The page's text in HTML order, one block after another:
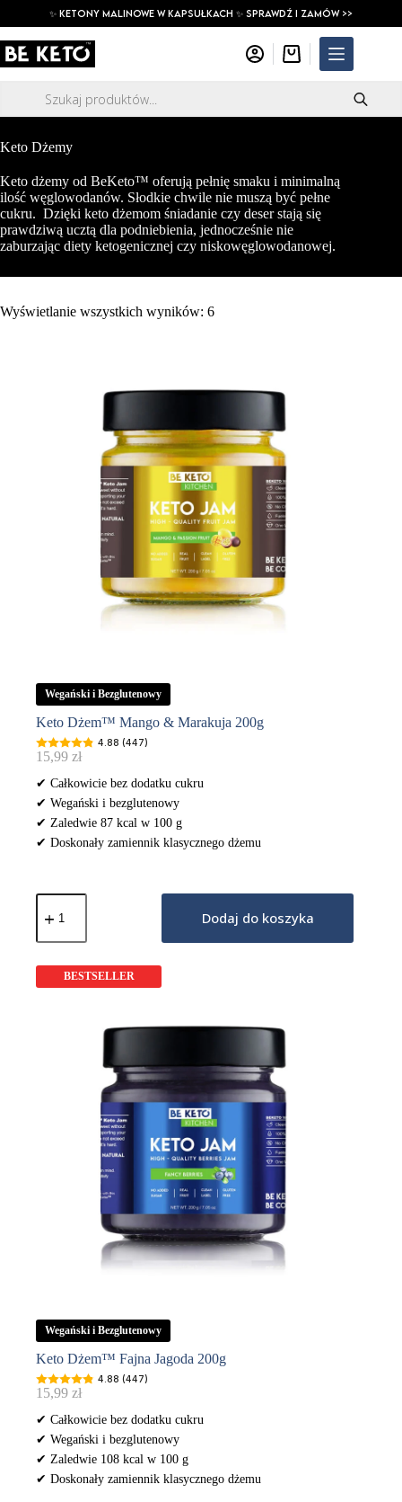
treści
✨ ketony malinowe w kapsułkach ✨ SPRAWDŹ I ZAMÓW >>
Koszyk
produktów
Keto Dżemy
Keto dżemy od BeKeto™ oferują pełnię smaku i minimalną
ilość węglowodanów. Słodkie chwile nie muszą być pełne
cukru. Dzięki keto dżemom śniadanie czy deser stają się
prawdziwą ucztą dla podniebienia, jednocześnie nie
zaburzając diety ketogenicznej czy niskowęglowodanowej.
Wyświetlanie wszystkich wyników: 6
Wegański i Bezglutenowy
Keto Dżem™ Mango & Marakuja 200g
4.88 (447)
15,99 zł
✔ Całkowicie bez dodatku cukru
✔ Wegański i bezglutenowy
✔ Zaledwie 87 kcal w 100 g
✔ Doskonały zamiennik klasycznego dżemu
ilość
Keto
Mango
Marakuja
200g
Dodaj do koszyka
Wegański i Bezglutenowy
BESTSELLER
Keto Dżem™ Fajna Jagoda 200g
4.88 (447)
15,99 zł
✔ Całkowicie bez dodatku cukru
✔ Wegański i bezglutenowy
✔ Zaledwie 108 kcal w 100 g
✔ Doskonały zamiennik klasycznego dżemu